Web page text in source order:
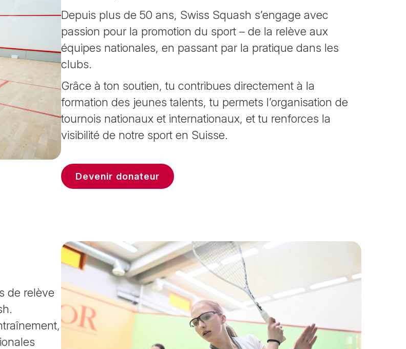
Depuis plus de 50 ans, Swiss Squash s’engage avec
passion pour la promotion du sport – de la relève aux
équipes nationales, en passant par la pratique dans les
clubs.
Grâce à ton soutien, tu contribues directement à la
formation des jeunes talents, tu permets l’organisation de
tournois nationaux et internationaux, et tu renforces la
visibilité de notre sport en Suisse.
Devenir donateur
de relève